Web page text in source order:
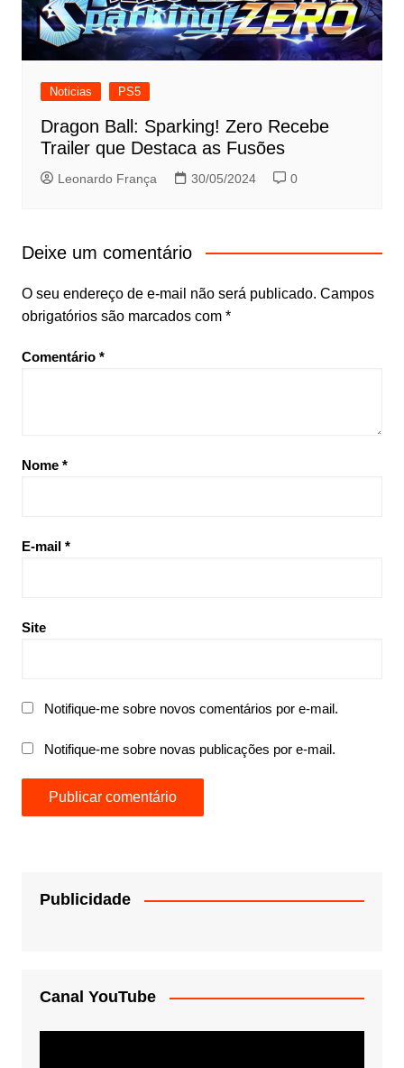
Noticias PS5
Dragon Ball: Sparking! Zero Recebe
Trailer que Destaca as Fusões
Leonardo França 30/05/2024 0
Deixe um comentário
O seu endereço de e-mail não será publicado. Campos
obrigatórios são marcados com *
Comentário *
Nome *
E-mail *
Site
Notifique-me sobre novos comentários por e-mail.
Notifique-me sobre novas publicações por e-mail.
Publicidade
Canal YouTube